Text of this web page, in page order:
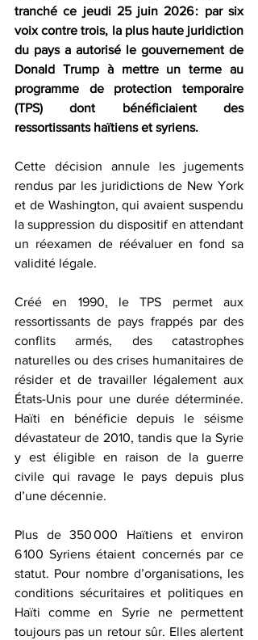
tranché ce jeudi 25 juin 2026 : par six
voix contre trois, la plus haute juridiction
du pays a autorisé le gouvernement de
Donald Trump à mettre un terme au
programme de protection temporaire
(TPS) dont bénéficiaient des
ressortissants haïtiens et syriens.
Cette décision annule les jugements
rendus par les juridictions de New York
et de Washington, qui avaient suspendu
la suppression du dispositif en attendant
un réexamen de réévaluer en fond sa
validité légale.
Créé en 1990, le TPS permet aux
ressortissants de pays frappés par des
conflits armés, des catastrophes
naturelles ou des crises humanitaires de
résider et de travailler légalement aux
États-Unis pour une durée déterminée.
Haïti en bénéficie depuis le séisme
dévastateur de 2010, tandis que la Syrie
y est éligible en raison de la guerre
civile qui ravage le pays depuis plus
d’une décennie.
Plus de 350 000 Haïtiens et environ
6 100 Syriens étaient concernés par ce
statut. Pour nombre d’organisations, les
conditions sécuritaires et politiques en
Haïti comme en Syrie ne permettent
toujours pas un retour sûr. Elles alertent